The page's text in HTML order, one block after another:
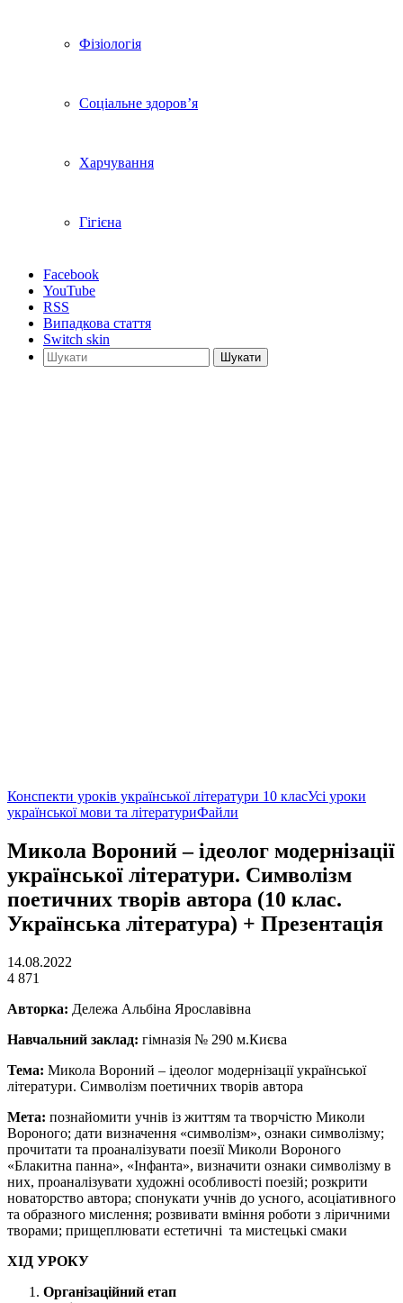
Фізіологія
Соціальне здоров’я
Харчування
Гігієна
Facebook
YouTube
RSS
Випадкова стаття
Switch skin
Шукати
Конспекти уроків української літератури 10 класУсі уроки
української мови та літературиФайли
Микола Вороний – ідеолог модернізації
української літератури. Символізм
поетичних творів автора (10 клас.
Українська література) + Презентація
14.08.2022
4 871
Авторка: Дележа Альбіна Ярославівна
Навчальний заклад: гімназія № 290 м.Києва
Тема: Микола Вороний – ідеолог модернізації української
літератури. Символізм поетичних творів автора
Мета: познайомити учнів із життям та творчістю Миколи
Вороного; дати визначення «символізм», ознаки символізму;
прочитати та проаналізувати поезії Миколи Вороного
«Блакитна панна», «Інфанта», визначити ознаки символізму в
них, проаналізувати художні особливості поезій; розкрити
новаторство автора; спонукати учнів до усного, асоціативного
та образного мислення; розвивати вміння роботи з ліричними
творами; прищеплювати естетичні та мистецькі смаки
ХІД УРОКУ
Організаційний етап